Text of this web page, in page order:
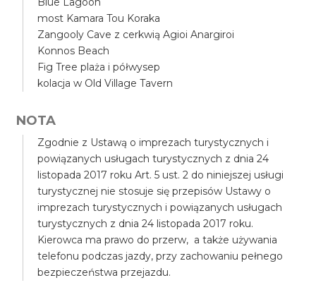
most Kamara Tou Koraka
Zangooly Cave z cerkwią Agioi Anargiroi
Konnos Beach
Fig Tree plaża i półwysep
kolacja w Old Village Tavern
NOTA
Zgodnie z Ustawą o imprezach turystycznych i
powiązanych usługach turystycznych z dnia 24
listopada 2017 roku Art. 5 ust. 2 do niniejszej usługi
turystycznej nie stosuje się przepisów Ustawy o
imprezach turystycznych i powiązanych usługach
turystycznych z dnia 24 listopada 2017 roku.
Kierowca ma prawo do przerw, a także używania
telefonu podczas jazdy, przy zachowaniu pełnego
bezpieczeństwa przejazdu.